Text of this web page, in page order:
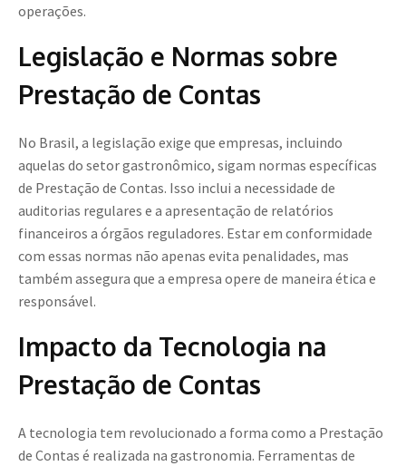
operações.
Legislação e Normas sobre
Prestação de Contas
No Brasil, a legislação exige que empresas, incluindo
aquelas do setor gastronômico, sigam normas específicas
de Prestação de Contas. Isso inclui a necessidade de
auditorias regulares e a apresentação de relatórios
financeiros a órgãos reguladores. Estar em conformidade
com essas normas não apenas evita penalidades, mas
também assegura que a empresa opere de maneira ética e
responsável.
Impacto da Tecnologia na
Prestação de Contas
A tecnologia tem revolucionado a forma como a Prestação
de Contas é realizada na gastronomia. Ferramentas de